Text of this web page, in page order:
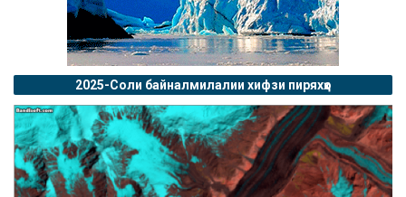
2025-Соли байналмилалии хифзи пиряхҳо